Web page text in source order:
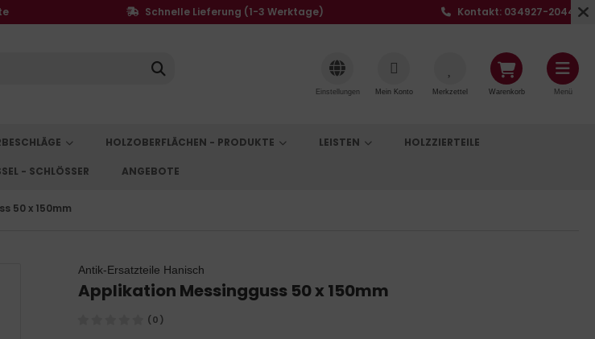
Schnelle Lieferung (1-3 Werktage) Kontakt: 034927-20441
Einstellungen Mein Konto Merkzettel Warenkorb Menü
HOLZOBERFLÄCHEN - PRODUKTE LEISTEN HOLZZIERTEILE
- SCHLÖSSER ANGEBOTE
50 x 150mm
Antik-Ersatzteile Hanisch
Applikation Messingguss 50 x 150mm
(0)